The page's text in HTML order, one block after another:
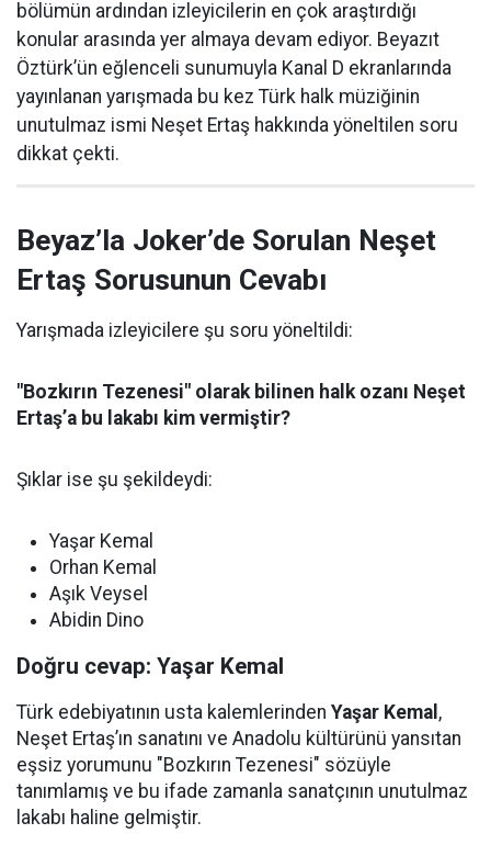
bölümün ardından izleyicilerin en çok araştırdığı
konular arasında yer almaya devam ediyor. Beyazıt
Öztürk’ün eğlenceli sunumuyla Kanal D ekranlarında
yayınlanan yarışmada bu kez Türk halk müziğinin
unutulmaz ismi Neşet Ertaş hakkında yöneltilen soru
dikkat çekti.
Beyaz’la Joker’de Sorulan Neşet
Ertaş Sorusunun Cevabı
Yarışmada izleyicilere şu soru yöneltildi:
"Bozkırın Tezenesi" olarak bilinen halk ozanı Neşet
Ertaş’a bu lakabı kim vermiştir?
Şıklar ise şu şekildeydi:
Yaşar Kemal
Orhan Kemal
Aşık Veysel
Abidin Dino
Doğru cevap: Yaşar Kemal
Türk edebiyatının usta kalemlerinden Yaşar Kemal ,
Neşet Ertaş’ın sanatını ve Anadolu kültürünü yansıtan
eşsiz yorumunu "Bozkırın Tezenesi" sözüyle
tanımlamış ve bu ifade zamanla sanatçının unutulmaz
lakabı haline gelmiştir.